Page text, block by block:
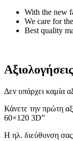
With the new
We care for
Best quality
Αξιολογήσεις
Δεν υπάρχει καμία
Κάνετε την πρώτη
60×120 3D”
Η ηλ. διεύθυνση σας